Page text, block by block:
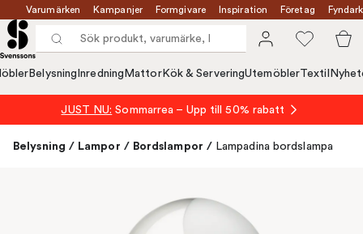
Varumärken Kampanjer Formgivare Inspiration Företag
Belysning Inredning MattorKök & ServeringUtemöblerTextil
JUST NU: Sommarrea – Upp till 50% rabatt
Belysning / Lampor / Bordslampor / Lampadina bordslampa